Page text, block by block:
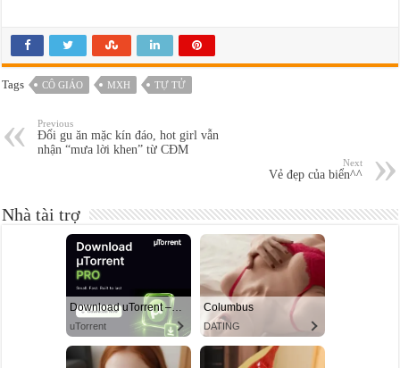
Tags CÔ GIÁO MXH TỰ TỬ
Previous
Đổi gu ăn mặc kín đáo, hot girl vẫn
nhận “mưa lời khen” từ CĐM
Next
Vẻ đẹp của biển^^
Nhà tài trợ